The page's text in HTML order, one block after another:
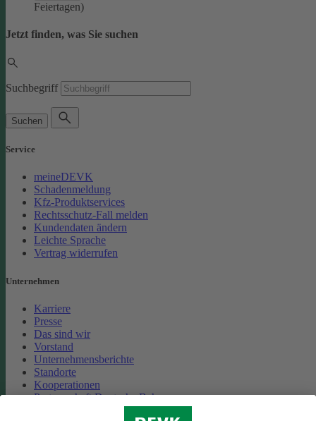
Feiertagen)
Jetzt finden, was Sie suchen
Suchbegriff
Suchen
Service
meineDEVK
Schadenmeldung
Kfz-Produktservices
Rechtsschutz-Fall melden
Kundendaten ändern
Leichte Sprache
Vertrag widerrufen
Unternehmen
Karriere
Presse
Das sind wir
Vorstand
Unternehmensberichte
Standorte
Kooperationen
Partnerschaft Deutsche Bahn